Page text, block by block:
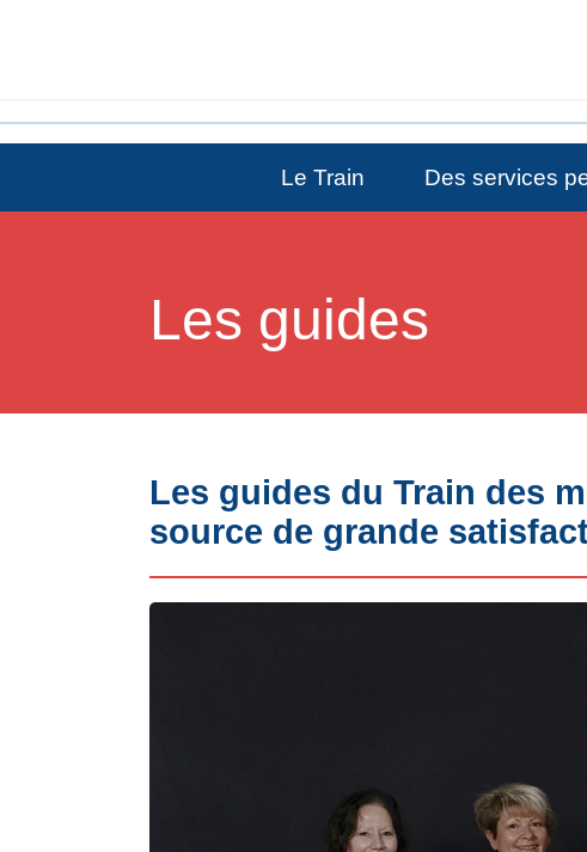
Le Train Des services
Les guides
Les guides du Train des
source de grande